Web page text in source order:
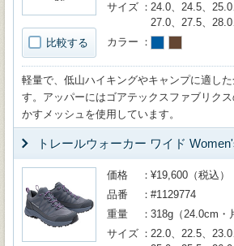
比較する
サイズ
24.0、24.5、25.0
27.0、27.5、
カラー
軽量で、低山ハイキングやキャンプに適し
す。アッパーにはゴアテックスファブリク
かすメッシュを使用しています。
トレールウォーカー ワイド
価格
¥19,600（税込）
品番
#1129774
重量
318g（24.0cm・
サイズ
22.0、22.5、23.0